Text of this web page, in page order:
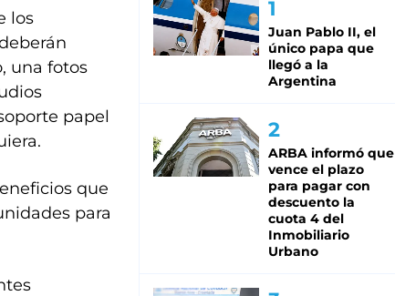
los
una fotos
papel
que
para
Juan Pablo II, el
único papa que
llegó a la
Argentina
ARBA informó que
vence el plazo
para pagar con
descuento la
cuota 4 del
Inmobiliario
Urbano